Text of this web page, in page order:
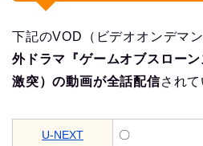
下記のVOD（ビデオオンデマ
外ドラマ『ゲームオブスロー
激突）の動画が全話配信されて
U-NEXT 〇